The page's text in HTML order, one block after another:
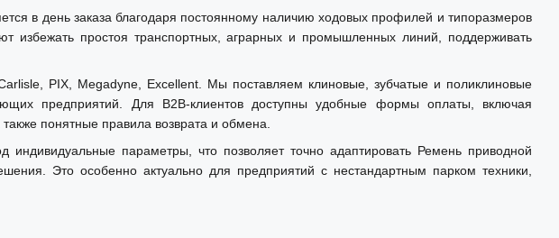
в день заказа благодаря постоянному наличию ходовых профилей и типоразмеров
простоя транспортных, аграрных и промышленных линий, поддерживать
PIX, Megadyne, Excellent. Мы поставляем клиновые, зубчатые и поликлиновые
предприятий. Для B2B-клиентов доступны удобные формы оплаты, включая
понятные правила возврата и обмена.
параметры, что позволяет точно адаптировать Ремень приводной
Это особенно актуально для предприятий с нестандартным парком техники,